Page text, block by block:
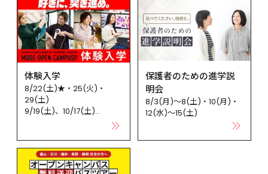
校舎の安全性
校舎の構造は地震や台風等の災害時の検証を行い、
安全性を確保した構造計画として、国土交通大臣の
認定を取得し、災害時に防災拠点としても機能でき
るグレードの建物としています。また、防災および
耐火性能についても、従来の基準だけでなく構造計
画と同様に安全性を検証し、国土交通大臣の認定を
得ています。また、万一に備えて、AED（自動体外式
除細動器）を設置。教職員は救命訓練、避難訓練、
消防訓練などを受け、安全にも万全を期しています。
施設・設備
金0円・仲介手数料0円）まで、ひとり１人のニーズ
に応える住まいのサポートシステムがあります。
寮・アパート・マンションサポートシステム
体験入学
8/22(土)★・25(火)・
29(土)
9/19(土)、10/17(土)
無料送迎バスツアー」も実
施します。
保護者のための進学説
明会
8/3(月)～8(土)・10(月)・
12(水)～15(土)